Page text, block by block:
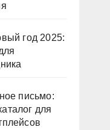
год 2025:
письмо:
для